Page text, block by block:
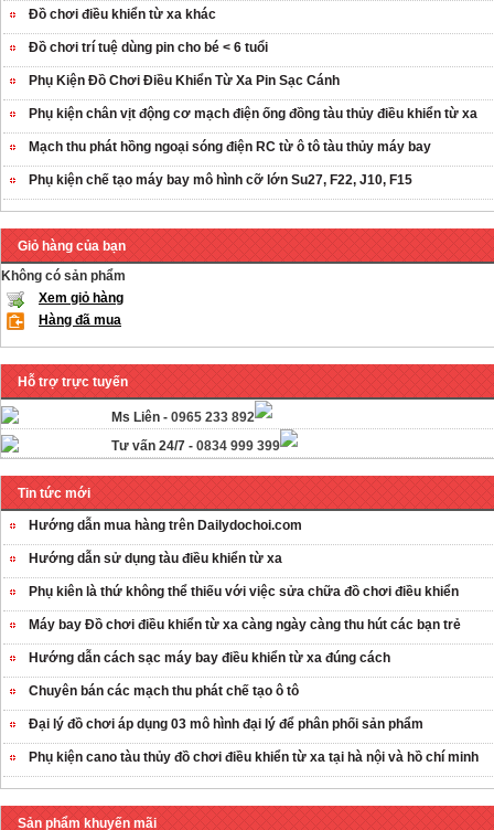
Đồ chơi điều khiển từ xa khác
Đồ chơi trí tuệ dùng pin cho bé < 6 tuổi
Phụ Kiện Đồ Chơi Điều Khiển Từ Xa Pin Sạc Cánh
Phụ kiện chân vịt động cơ mạch điện ống đồng tàu thủy điều khiển từ xa
Mạch thu phát hồng ngoại sóng điện RC từ ô tô tàu thủy máy bay
Phụ kiện chế tạo máy bay mô hình cỡ lớn Su27, F22, J10, F15
Giỏ hàng của bạn
Không có sản phẩm
Xem giỏ hàng
Hàng đã mua
Hỗ trợ trực tuyến
Ms Liên - 0965 233 892
Tư vấn 24/7 - 0834 999 399
Tin tức mới
Hướng dẫn mua hàng trên Dailydochoi.com
Hướng dẫn sử dụng tàu điều khiển từ xa
Phụ kiên là thứ không thể thiếu với việc sửa chữa đồ chơi điều khiển
Máy bay Đồ chơi điều khiển từ xa càng ngày càng thu hút các bạn trẻ
Hướng dẫn cách sạc máy bay điều khiển từ xa đúng cách
Chuyên bán các mạch thu phát chế tạo ô tô
Đại lý đồ chơi áp dụng 03 mô hình đại lý để phân phối sản phẩm
Phụ kiện cano tàu thủy đồ chơi điều khiển từ xa tại hà nội và hồ chí minh
Sản phẩm khuyến mãi
OT35 robot lắp
ráp nhấc chân di
...
259.000 VNĐ
OT36 oto mô hình